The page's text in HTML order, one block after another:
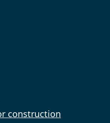
construction